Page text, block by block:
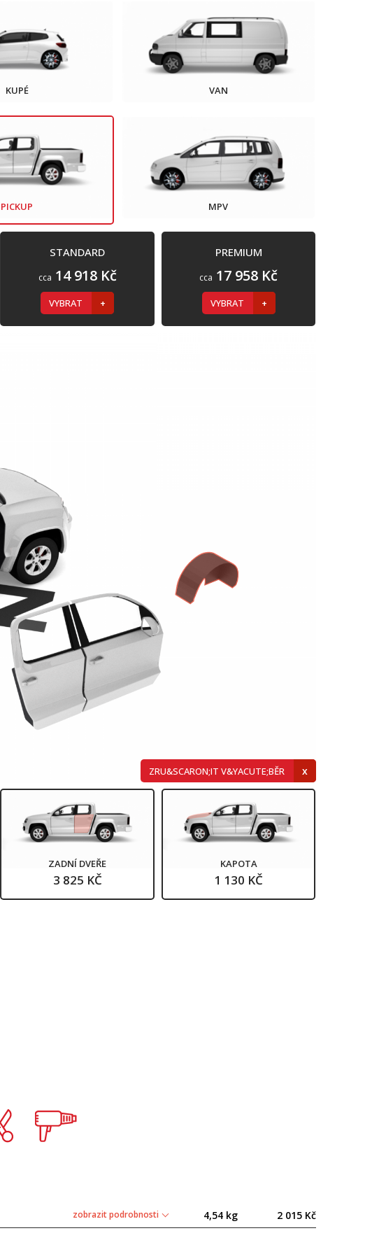
KUPÉ VAN
PICKUP MPV
STANDARD
cca 14 918 Kč
VYBRAT
PREMIUM
cca 17 958 Kč
VYBRAT
ZRU&SCARON;IT V&YACUTE;BĚR
ZADNÍ DVEŘE
3 825 KČ
KAPOTA
1 130 KČ
zobrazit podrobnosti 4,54 kg 2 015 Kč